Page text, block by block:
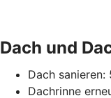
Dach und
Dach sanieren:
Dachrinne